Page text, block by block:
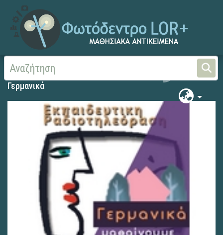
Αρχική Γερμανικά
Γερμανικά